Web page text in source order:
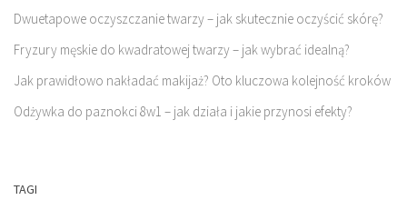
Dwuetapowe oczyszczanie twarzy – jak skutecznie oczyścić skórę?
Fryzury męskie do kwadratowej twarzy – jak wybrać idealną?
Jak prawidłowo nakładać makijaż? Oto kluczowa kolejność kroków
Odżywka do paznokci 8w1 – jak działa i jakie przynosi efekty?
TAGI